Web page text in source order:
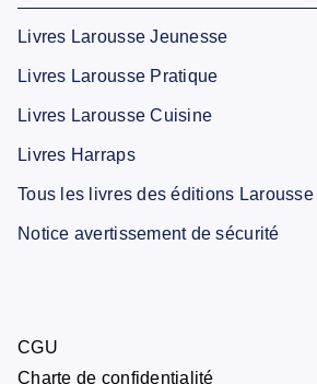
Livres Larousse Jeunesse
Livres Larousse Pratique
Livres Larousse Cuisine
Livres Harraps
Tous les livres des éditions Larousse
Notice avertissement de sécurité
CGU
Charte de confidentialité